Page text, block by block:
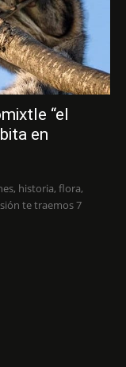
“el
en
historia, flora,
te traemos 7